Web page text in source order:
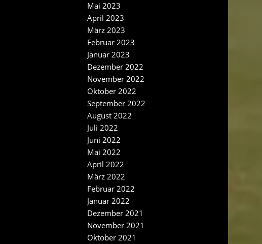
Mai 2023
April 2023
März 2023
Februar 2023
Januar 2023
Dezember 2022
November 2022
Oktober 2022
September 2022
August 2022
Juli 2022
Juni 2022
Mai 2022
April 2022
März 2022
Februar 2022
Januar 2022
Dezember 2021
November 2021
Oktober 2021